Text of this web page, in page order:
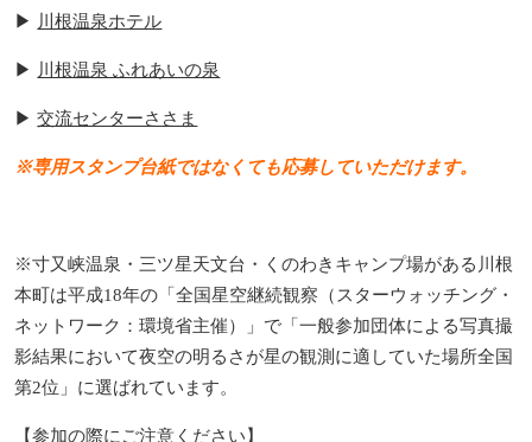
▶︎ 川根温泉ホテル
▶︎ 川根温泉 ふれあいの泉
▶︎交流センターささま
※専用スタンプ台紙ではなくても応募していただけます。
※寸又峡温泉・三ツ星天文台・くのわきキャンプ場がある川根
本町は平成18年の「全国星空継続観察（スターウォッチング・
ネットワーク：環境省主催）」で「一般参加団体による写真撮
影結果において夜空の明るさが星の観測に適していた場所全国
第2位」に選ばれています。
【参加の際にご注意ください】